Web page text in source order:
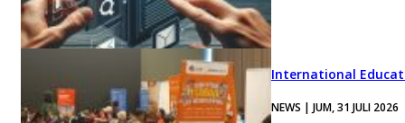
International
NEWS | JUM, 31 JULI 2026